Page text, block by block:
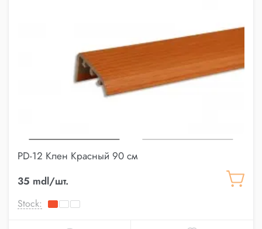
PD-12 Клен Красный 90 см
35 mdl/шт.
Stock: